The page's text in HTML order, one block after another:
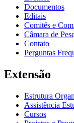
Documentos
Editais
Comitês e
Câmara de
Contato
Perguntas
Extensão
Estrutura
Assistência
Cursos